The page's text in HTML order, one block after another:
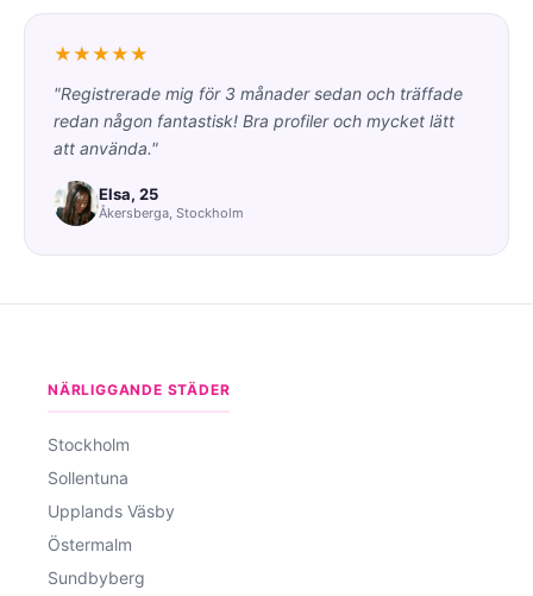
★★★★★
"Registrerade mig för 3 månader sedan och träffade
redan någon fantastisk! Bra profiler och mycket lätt
att använda."
Elsa, 25
Åkersberga, Stockholm
NÄRLIGGANDE STÄDER
Stockholm
Sollentuna
Upplands Väsby
Östermalm
Sundbyberg